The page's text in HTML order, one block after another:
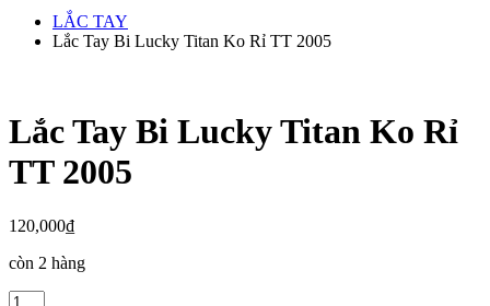
LẮC TAY
Lắc Tay Bi Lucky Titan Ko Rỉ TT 2005
Lắc Tay Bi Lucky Titan Ko Rỉ
TT 2005
120,000₫
còn 2 hàng
Lắc